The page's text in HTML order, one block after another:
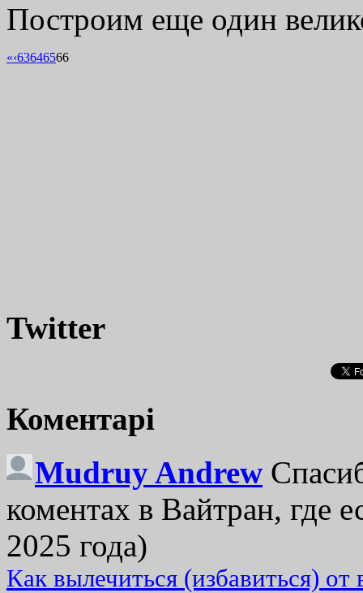
Построим еще один
«‹63646566
Twitter
Коментарі
Mudruy Andrew
коментах в Вайтран, где
2025 года)
Как вылечиться (избавиться)